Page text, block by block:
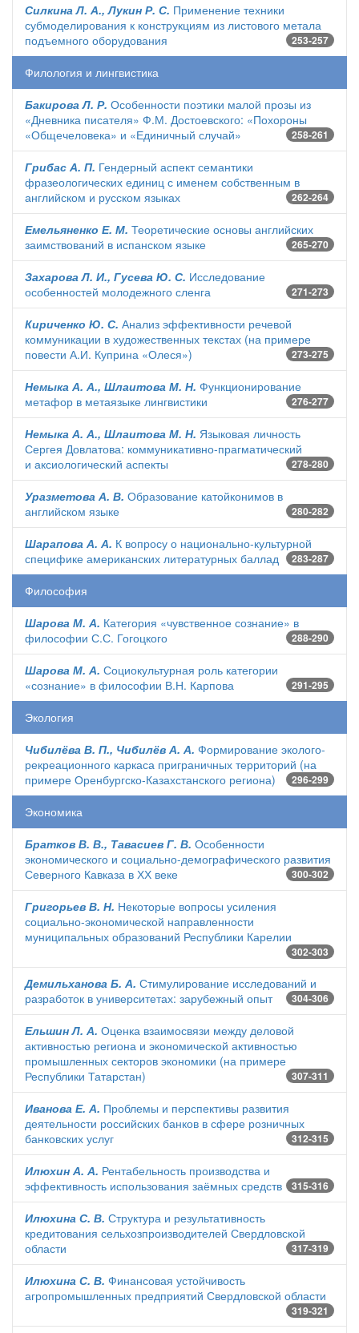
Силкина Л. А., Лукин Р. С. Применение техники
субмоделирования к конструкциям из листового метала
подъемного оборудования
253-257
Филология и лингвистика
Бакирова Л. Р. Особенности поэтики малой прозы из
«Дневника писателя» Ф.М. Достоевского: «Похороны
«Общечеловека» и «Единичный случай»
258-261
Грибас А. П. Гендерный аспект семантики
фразеологических единиц с именем собственным в
английском и русском языках
262-264
Емельяненко Е. М. Теоретические основы английских
заимствований в испанском языке
265-270
Захарова Л. И., Гусева Ю. С. Исследование
особенностей молодежного сленга
271-273
Кириченко Ю. С. Анализ эффективности речевой
коммуникации в художественных текстах (на примере
повести А.И. Куприна «Олеся»)
273-275
Немыка А. А., Шлаитова М. Н. Функционирование
метафор в метаязыке лингвистики
276-277
Немыка А. А., Шлаитова М. Н. Языковая личность
Сергея Довлатова: коммуникативно-прагматический
и аксиологический аспекты
278-280
Уразметова А. В. Образование катойконимов в
английском языке
280-282
Шарапова А. А. К вопросу о национально-культурной
специфике американских литературных баллад
283-287
Философия
Шарова М. А. Категория «чувственное сознание» в
философии С.С. Гогоцкого
288-290
Шарова М. А. Социокультурная роль категории
«сознание» в философии В.Н. Карпова
291-295
Экология
Чибилёва В. П., Чибилёв А. А. Формирование эколого-
рекреационного каркаса приграничных территорий (на
примере Оренбургско-Казахстанского региона)
296-299
Экономика
Братков В. В., Тавасиев Г. В. Особенности
экономического и социально-демографического развития
Северного Кавказа в ХХ веке
300-302
Григорьев В. Н. Некоторые вопросы усиления
социально-экономической направленности
муниципальных образований Республики Карелии
302-303
Демильханова Б. А. Стимулирование исследований и
разработок в университетах: зарубежный опыт
304-306
Ельшин Л. А. Оценка взаимосвязи между деловой
активностью региона и экономической активностью
промышленных секторов экономики (на примере
Республики Татарстан)
307-311
Иванова Е. А. Проблемы и перспективы развития
деятельности российских банков в сфере розничных
банковских услуг
312-315
Илюхин А. А. Рентабельность производства и
эффективность использования заёмных средств
315-316
Илюхина С. В. Структура и результативность
кредитования сельхозпроизводителей Свердловской
области
317-319
Илюхина С. В. Финансовая устойчивость
агропромышленных предприятий Свердловской области
319-321